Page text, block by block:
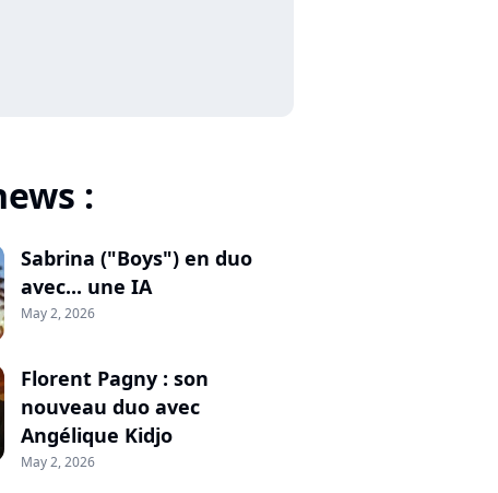
:
Sabrina ("Boys") en duo
avec... une IA
May 2, 2026
Florent Pagny : son
nouveau duo avec
Angélique Kidjo
May 2, 2026